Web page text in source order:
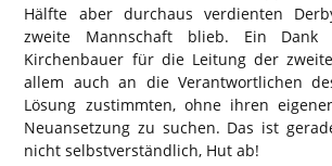
Hälfte aber durchaus verdienten
zweite Mannschaft blieb. Ein Dank
Kirchenbauer für die Leitung der
allem auch an die Verantwortlichen
Lösung zustimmten, ohne ihren
Neuansetzung zu suchen. Das ist
nicht selbstverständlich, Hut ab!